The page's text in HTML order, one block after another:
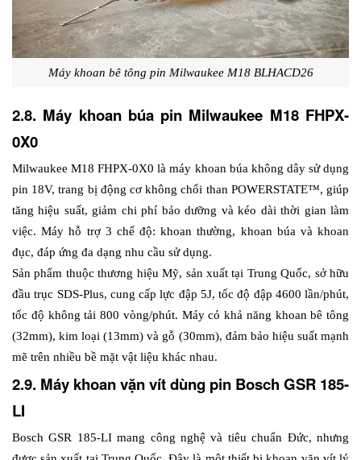
Máy khoan bê tông pin Milwaukee M18 BLHACD26
2.8. Máy khoan búa pin Milwaukee M18 FHPX-
0X0
Milwaukee M18 FHPX-0X0 là máy khoan búa không dây sử dụng
pin 18V, trang bị động cơ không chổi than POWERSTATE™, giúp
tăng hiệu suất, giảm chi phí bảo dưỡng và kéo dài thời gian làm
việc. Máy hỗ trợ 3 chế độ: khoan thường, khoan búa và khoan
đục, đáp ứng đa dạng nhu cầu sử dụng.
Sản phẩm thuộc thương hiệu Mỹ, sản xuất tại Trung Quốc, sở hữu
đầu trục SDS-Plus, cung cấp lực đập 5J, tốc độ đập 4600 lần/phút,
tốc độ không tải 800 vòng/phút. Máy có khả năng khoan bê tông
(32mm), kim loại (13mm) và gỗ (30mm), đảm bảo hiệu suất mạnh
mẽ trên nhiều bề mặt vật liệu khác nhau.
2.9. Máy khoan vặn vít dùng pin Bosch GSR 185-
LI
Bosch GSR 185-LI mang công nghệ và tiêu chuẩn Đức, nhưng